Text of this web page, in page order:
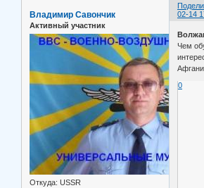
02-14
Владимир Савончик
Активный участник
Откуда: USSR
Чем
0